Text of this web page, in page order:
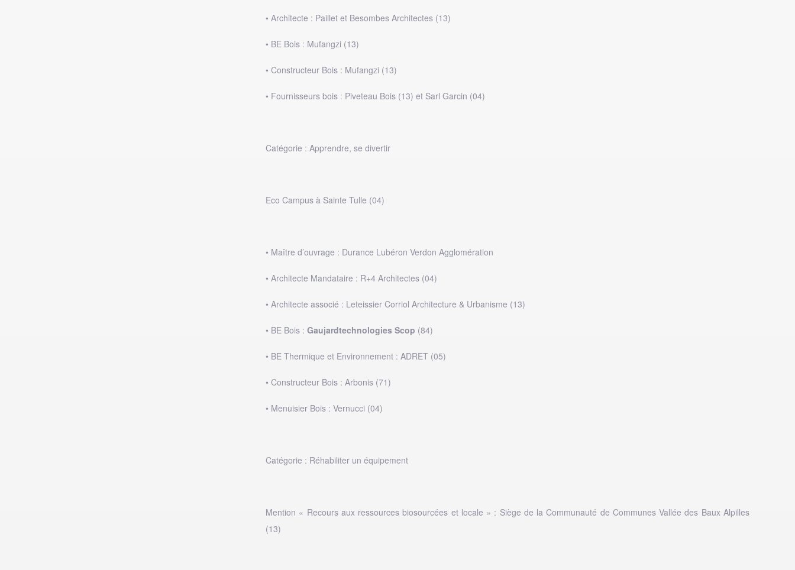
• Architecte : Paillet et Besombes Architectes (13)
• BE Bois : Mufangzi (13)
• Constructeur Bois : Mufangzi (13)
• Fournisseurs bois : Piveteau Bois (13) et Sarl Garcin (04)
Catégorie : Apprendre, se divertir
Eco Campus à Sainte Tulle (04)
• Maître d’ouvrage : Durance Lubéron Verdon Agglomération
• Architecte Mandataire : R+4 Architectes (04)
• Architecte associé : Leteissier Corriol Architecture & Urbanisme (13)
• BE Bois : Gaujardtechnologies Scop (84)
• BE Thermique et Environnement : ADRET (05)
• Constructeur Bois : Arbonis (71)
• Menuisier Bois : Vernucci (04)
Catégorie : Réhabiliter un équipement
Mention « Recours aux ressources biosourcées et locale » : Siège de la Communauté de Communes Vallée des Baux Alpilles
(13)